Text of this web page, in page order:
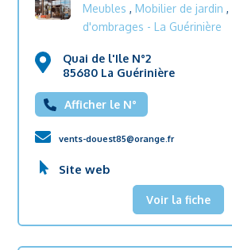
Meubles ,Mobilier de jardin ,
d'ombrages - La Guérinière
Quai de l'Ile N°2
85680 La Guérinière
Afficher le N°
vents-douest85@orange.fr
Site web
Voir la fiche